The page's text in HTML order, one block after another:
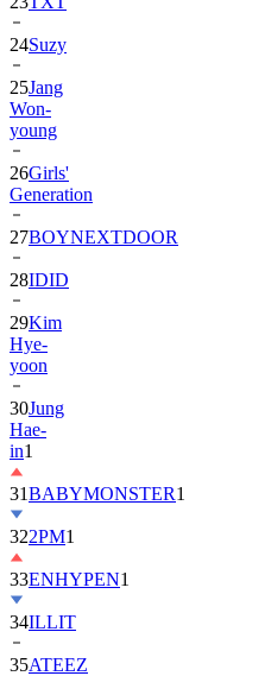
25Jang
Won-
young
26Girls'
Generation
27BOYNEXTDOOR
28IDID
29Kim
Hye-
yoon
30Jung
Hae-
in1
31BABYMONSTER
322PM1
33ENHYPEN
34ILLIT
35ATEEZ
36ZEROBASEONE